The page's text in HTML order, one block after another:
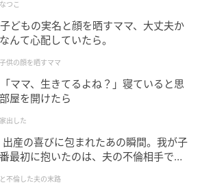
つこ
どもの実名と顔を晒すママ、大丈夫か
んて心配していたら。
供の顔を晒すママ
ママ、生きてるよね？」寝ていると思
屋を開けたら
出した
産の喜びに包まれたあの瞬間。我が子
最初に抱いたのは、夫の不倫相手でし
不倫した夫の末路